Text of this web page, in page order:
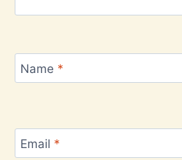
Name *
Email *